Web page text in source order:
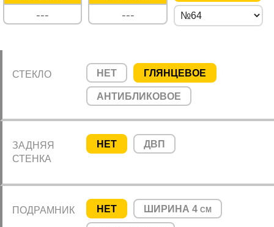
СТЕКЛО НЕТ ГЛЯНЦЕВОЕ
АНТИБЛИКОВОЕ
ЗАДНЯЯ
СТЕНКА
НЕТ ДВП
ПОДРАМНИК НЕТ ШИРИНА 4 СМ